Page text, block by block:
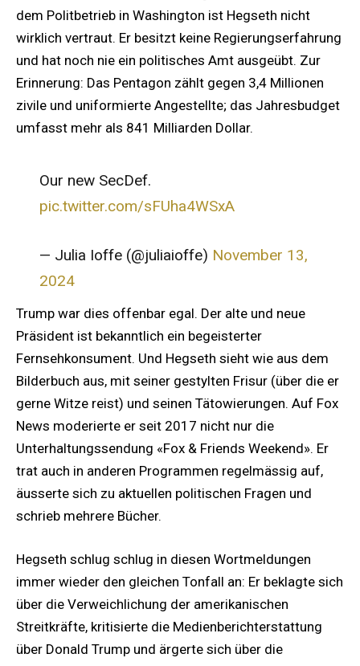
dem Politbetrieb in Washington ist Hegseth nicht
wirklich vertraut. Er besitzt keine Regierungserfahrung
und hat noch nie ein politisches Amt ausgeübt. Zur
Erinnerung: Das Pentagon zählt gegen 3,4 Millionen
zivile und uniformierte Angestellte; das Jahresbudget
umfasst mehr als 841 Milliarden Dollar.
Our new SecDef.
pic.twitter.com/sFUha4WSxA
— Julia Ioffe (@juliaioffe) November 13,
2024
Trump war dies offenbar egal. Der alte und neue
Präsident ist bekanntlich ein begeisterter
Fernsehkonsument. Und Hegseth sieht wie aus dem
Bilderbuch aus, mit seiner gestylten Frisur (über die er
gerne Witze reist) und seinen Tätowierungen. Auf Fox
News moderierte er seit 2017 nicht nur die
Unterhaltungssendung «Fox & Friends Weekend». Er
trat auch in anderen Programmen regelmässig auf,
äusserte sich zu aktuellen politischen Fragen und
schrieb mehrere Bücher.
Hegseth schlug schlug in diesen Wortmeldungen
immer wieder den gleichen Tonfall an: Er beklagte sich
über die Verweichlichung der amerikanischen
Streitkräfte, kritisierte die Medienberichterstattung
über Donald Trump und ärgerte sich über die